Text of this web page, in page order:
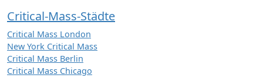
Critical-Mass-Städte
Critical Mass London
New York Critical Mass
Critical Mass Berlin
Critical Mass Chicago